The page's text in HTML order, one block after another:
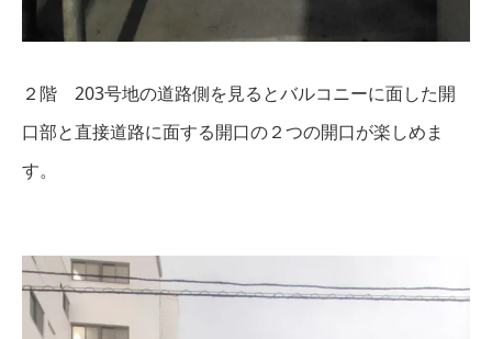
２階 203号地の道路側を見るとバルコニーに面した開
口部と直接道路に面する開口の２つの開口が楽しめま
す。